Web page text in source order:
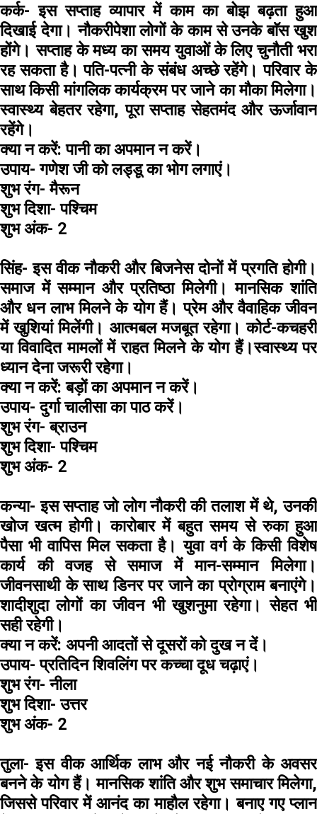
कर्क-इस सप्ताह व्यापार में काम का बोझ बढ़ता हुआ
दिखाई देगा। नौकरीपेशा लोगों के काम से उनके बाॅस खुश
होंगे। सप्ताह के मध्य का समय युवाओं के लिए चुनौती भरा
रह सकता है। पति-पत्नी के संबंध अच्छे रहेंगे। परिवार के
साथ किसी मांगलिक कार्यक्रम पर जाने का मौका मिलेगा।
स्वास्थ्य बेहतर रहेगा, पूरा सप्ताह सेहतमंद और ऊर्जावान
रहेंगे।
क्या न करें: पानी का अपमान न करें।
उपाय-गणेश जी को लड्डू का भोग लगाएं।
शुभ रंग- मैरून
शुभ दिशा- पश्चिम
शुभ अंक- 2
सिंह- इस वीक नौकरी और बिजनेस दोनों में प्रगति होगी।
समाज में सम्मान और प्रतिष्ठा मिलेगी। मानसिक शांति
और धन लाभ मिलने के योग हैं। प्रेम और वैवाहिक जीवन
में खुशियां मिलेंगी। आत्मबल मजबूत रहेगा। कोर्ट-कचहरी
या विवादित मामलों में राहत मिलने के योग हैं।स्वास्थ्य पर
ध्यान देना जरूरी रहेगा।
क्या न करें: बड़ों का अपमान न करें।
उपाय-दुर्गा चालीसा का पाठ करें।
शुभ रंग- ब्राउन
शुभ दिशा- पश्चिम
शुभ अंक- 2
कन्या- इस सप्ताह जो लोग नौकरी की तलाश में थे, उनकी
खोज खत्म होगी। कारोबार में बहुत समय से रुका हुआ
पैसा भी वापिस मिल सकता है। युवा वर्ग के किसी विशेष
कार्य की वजह से समाज में मान-सम्मान मिलेगा।
जीवनसाथी के साथ डिनर पर जाने का प्रोग्राम बनाएंगे।
शादीशुदा लोगों का जीवन भी खुशनुमा रहेगा। सेहत भी
सही रहेगी।
क्या न करें: अपनी आदतों से दूसरों को दुख न दें।
उपाय- प्रतिदिन शिवलिंग पर कच्चा दूध चढ़ाएं।
शुभ रंग-नीला
शुभ दिशा- उत्तर
शुभ अंक- 2
तुला-इस वीक आर्थिक लाभ और नई नौकरी के अवसर
बनने के योग हैं। मानसिक शांति और शुभ समाचार मिलेगा,
जिससे परिवार में आनंद का माहौल रहेगा। बनाए गए प्लान